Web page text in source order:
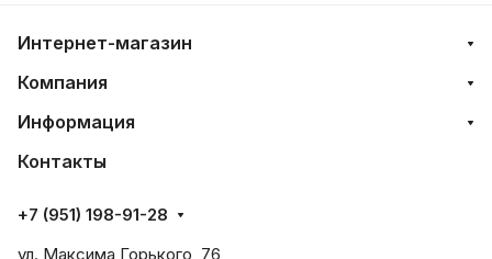
Интернет-магазин
Компания
Информация
Контакты
+7 (951) 198-91-28
ул. Максима Горького, 76